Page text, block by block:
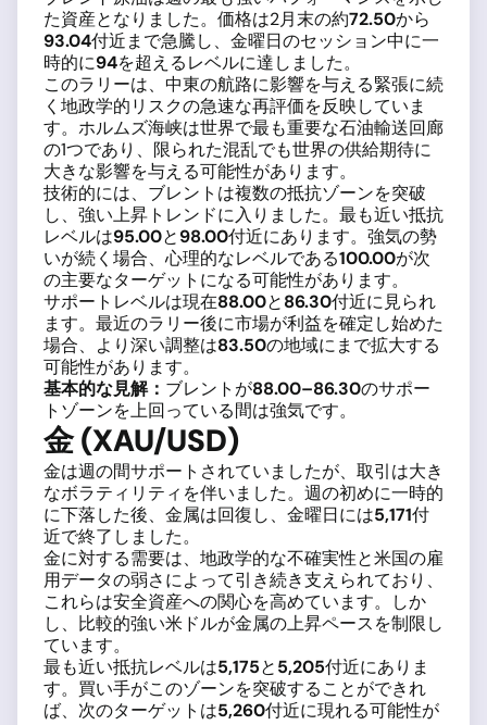
た資産となりました。価格は2月末の約72.50から
93.04付近まで急騰し、金曜日のセッション中に一
時的に94を超えるレベルに達しました。
このラリーは、中東の航路に影響を与える緊張に続
く地政学的リスクの急速な再評価を反映していま
す。ホルムズ海峡は世界で最も重要な石油輸送回廊
の1つであり、限られた混乱でも世界の供給期待に
大きな影響を与える可能性があります。
技術的には、ブレントは複数の抵抗ゾーンを突破
し、強い上昇トレンドに入りました。最も近い抵抗
レベルは95.00と98.00付近にあります。強気の勢
いが続く場合、心理的なレベルである100.00が次
の主要なターゲットになる可能性があります。
サポートレベルは現在88.00と86.30付近に見られ
ます。最近のラリー後に市場が利益を確定し始めた
場合、より深い調整は83.50の地域にまで拡大する
可能性があります。
基本的な見解： ブレントが88.00–86.30のサポー
トゾーンを上回っている間は強気です。
金 (XAU/USD)
金は週の間サポートされていましたが、取引は大き
なボラティリティを伴いました。週の初めに一時的
に下落した後、金属は回復し、金曜日には5,171付
近で終了しました。
金に対する需要は、地政学的な不確実性と米国の雇
用データの弱さによって引き続き支えられており、
これらは安全資産への関心を高めています。しか
し、比較的強い米ドルが金属の上昇ペースを制限し
ています。
最も近い抵抗レベルは5,175と5,205付近にありま
す。買い手がこのゾーンを突破することができれ
ば、次のターゲットは5,260付近に現れる可能性が